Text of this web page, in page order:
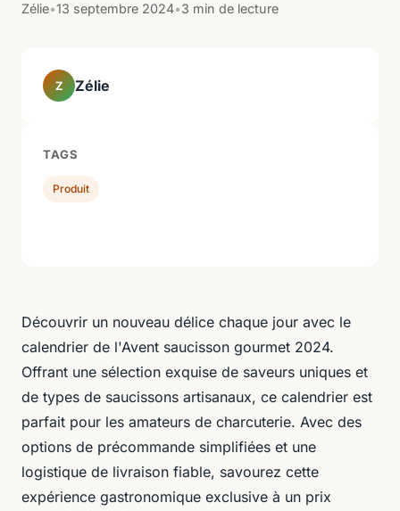
Zélie•13 septembre 2024•3 min de lecture
Découvrir un nouveau délice chaque jour avec le
calendrier de l'Avent saucisson gourmet 2024.
Offrant une sélection exquise de saveurs uniques et
de types de saucissons artisanaux, ce calendrier est
parfait pour les amateurs de charcuterie. Avec des
options de précommande simplifiées et une
logistique de livraison fiable, savourez cette
expérience gastronomique exclusive à un prix
Z Zélie
TAGS
Produit